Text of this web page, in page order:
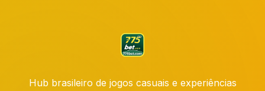
Hub brasileiro de jogos casuais e experiências